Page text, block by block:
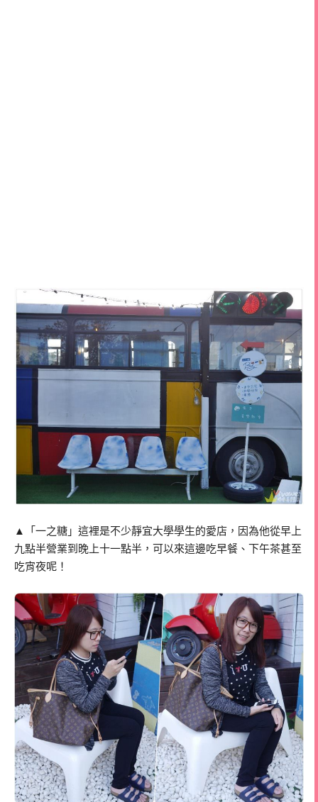
▲「一之糖」這裡是不少靜宜大學學生的愛店，因為他從早上
九點半營業到晚上十一點半，可以來這邊吃早餐、下午茶甚至
吃宵夜呢！